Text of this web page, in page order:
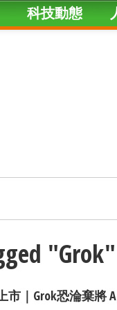
科技動態
"Grok"
市｜Grok恐淪棄